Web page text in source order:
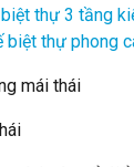
thự 3 tầng
biệt thự phong